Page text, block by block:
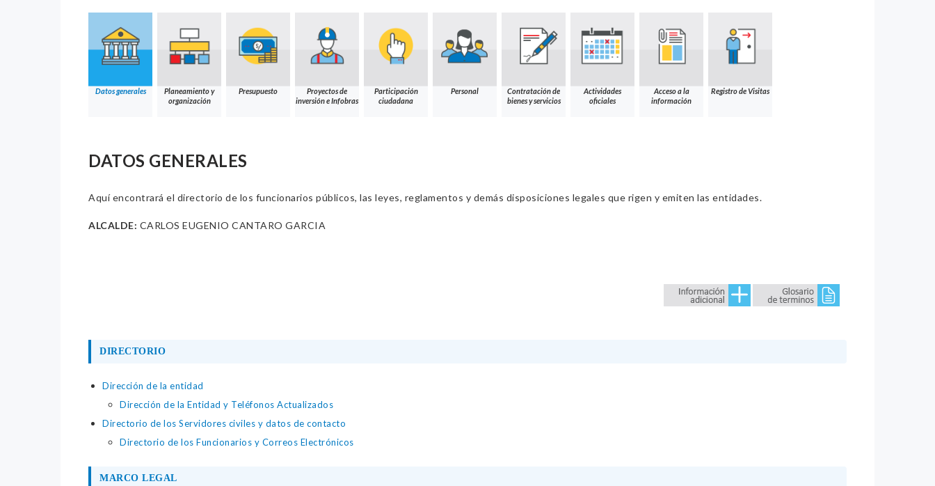
Datos generales
Planeamiento y
organización
Presupuesto
Proyectos de
inversión e Infobras
Participación
ciudadana
Personal
Contratación de
bienes y servicios
Actividades
oficiales
Acceso a la
información
Registro de Visitas
DATOS GENERALES
Aquí encontrará el directorio de los funcionarios públicos, las leyes, reglamentos y demás disposiciones legales que rigen y emiten las entidades.
ALCALDE: CARLOS EUGENIO CANTARO GARCIA
DIRECTORIO
Dirección de la entidad
Dirección de la Entidad y Teléfonos Actualizados
Directorio de los Servidores civiles y datos de contacto
Directorio de los Funcionarios y Correos Electrónicos
MARCO LEGAL